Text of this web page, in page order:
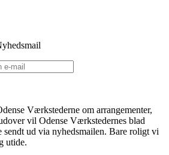
Værkstederne om arrangementer,
vil Odense Værkstedernes blad
sendt ud via nyhedsmailen. Bare roligt vi
utide.